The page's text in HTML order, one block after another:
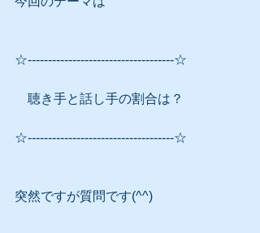
☆------------------------------------☆
聴き手と話し手の割合は？
☆------------------------------------☆
突然ですが質問です(^^)